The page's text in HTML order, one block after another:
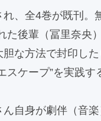
、全4巻が既刊。
た後輩（冨里奈央
な方法で封印し
ケープ”を実践す
自身が劇伴（音